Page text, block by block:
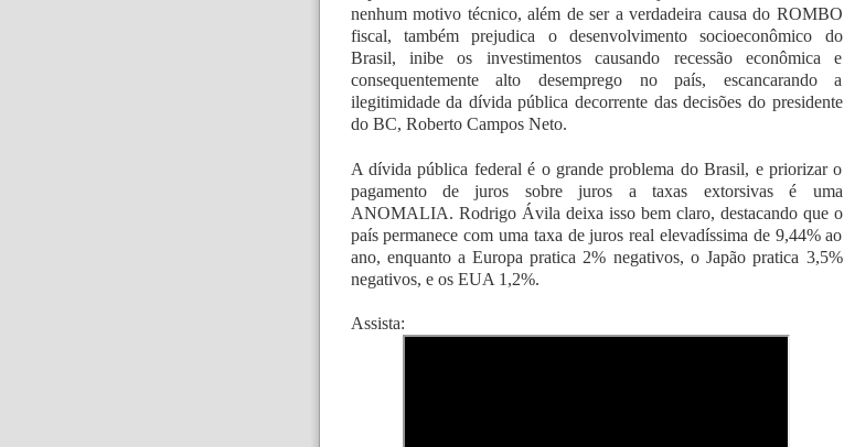
nenhum motivo técnico, além de ser a verdadeira causa do ROMBO
fiscal, também prejudica o desenvolvimento socioeconômico do
Brasil, inibe os investimentos causando recessão econômica e
consequentemente alto desemprego no país, escancarando a
ilegitimidade da dívida pública decorrente das decisões do presidente
do BC, Roberto Campos Neto.
A dívida pública federal é o grande problema do Brasil, e priorizar o
pagamento de juros sobre juros a taxas extorsivas é uma
ANOMALIA. Rodrigo Ávila deixa isso bem claro, destacando que o
país permanece com uma taxa de juros real elevadíssima de 9,44% ao
ano, enquanto a Europa pratica 2% negativos, o Japão pratica 3,5%
negativos, e os EUA 1,2%.
Assista: